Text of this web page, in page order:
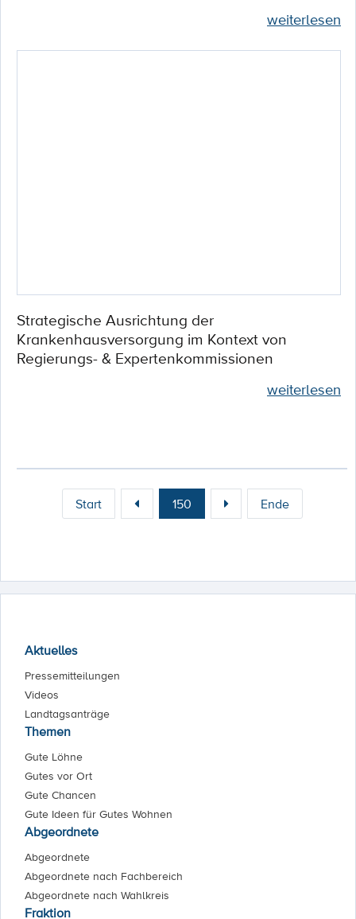
weiterlesen
Strategische Ausrichtung der
Krankenhausversorgung im Kontext von
Regierungs- & Expertenkommissionen
weiterlesen
Start 150 Ende
Aktuelles
Pressemitteilungen
Videos
Landtagsanträge
Themen
Gute Löhne
Gutes vor Ort
Gute Chancen
Gute Ideen für Gutes Wohnen
Abgeordnete
Abgeordnete
Abgeordnete nach Fachbereich
Abgeordnete nach Wahlkreis
Fraktion